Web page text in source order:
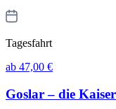
Tagesfahrt
ab 47,00 €
Goslar – die